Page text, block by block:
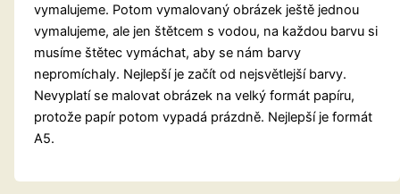
vymalujeme. Potom vymalovaný obrázek ještě jednou
vymalujeme, ale jen štětcem s vodou, na každou barvu si
musíme štětec vymáchat, aby se nám barvy
nepromíchaly. Nejlepší je začít od nejsvětlejší barvy.
Nevyplatí se malovat obrázek na velký formát papíru,
protože papír potom vypadá prázdně. Nejlepší je formát
A5.